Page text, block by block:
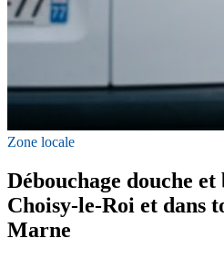
Zone locale
Débouchage douche
Choisy-le-Roi et dans
Marne